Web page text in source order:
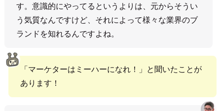
す。意識的にやってるというよりは、元からそうい
う気質なんですけど、それによって様々な業界のブ
ランドを知れるんですよね。
「マーケターはミーハーになれ！」と聞いたことが
あります！